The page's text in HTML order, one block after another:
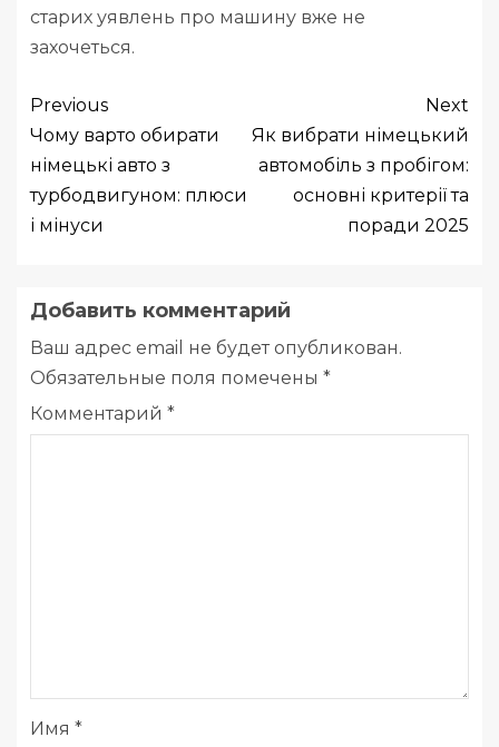
старих уявлень про машину вже не
захочеться.
Previous
Чому варто обирати
німецькі авто з
турбодвигуном: плюси
і мінуси
Next
Як вибрати німецький
автомобіль з пробігом:
основні критерії та
поради 2025
Добавить комментарий
Ваш адрес email не будет опубликован.
Обязательные поля помечены *
Комментарий *
Имя *